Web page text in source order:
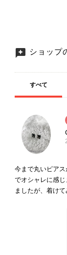
ショップ
すべて
今まで丸いピア
でオシャレに感
ましたが、着け